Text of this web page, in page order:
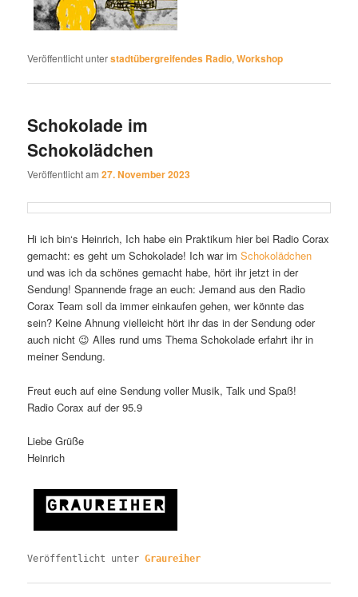
Veröffentlicht unterstadtübergreifendes Radio,Workshop
Schokolade im
Schokolädchen
Veröffentlicht am27. November 2023
Hi ich bin‘s Heinrich, Ich habe ein Praktikum hier bei Radio Corax
gemacht: es geht um Schokolade! Ich war imSchokolädchen
und was ich da schönes gemacht habe, hört ihr jetzt in der
Sendung! Spannende frage an euch: Jemand aus den Radio
Corax Team soll da immer einkaufen gehen, wer könnte das
sein? Keine Ahnung vielleicht hört ihr das in der Sendung oder
auch nicht 😉 Alles rund ums Thema Schokolade erfahrt ihr in
meiner Sendung.
Freut euch auf eine Sendung voller Musik, Talk und Spaß!
Radio Corax auf der 95.9
Liebe Grüße
Heinrich
Veröffentlicht unter Graureiher